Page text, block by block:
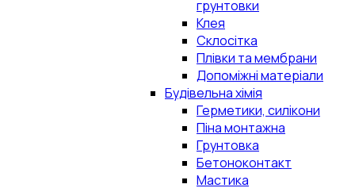
грунтовки
Клея
Склосітка
Плівки та мембрани
Допоміжні матеріали
Будівельна хімія
Герметики, силікони
Піна монтажна
Грунтовка
Бетоноконтакт
Мастика